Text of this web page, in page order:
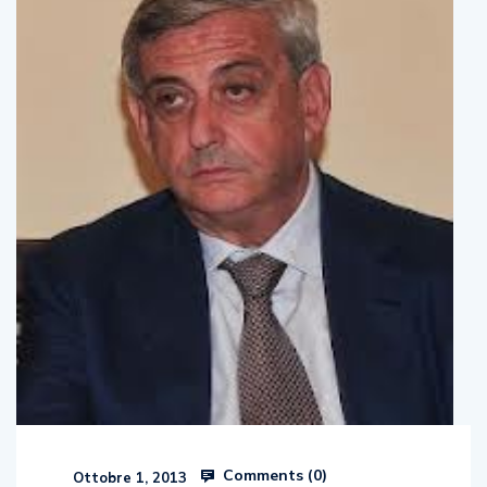
Ottobre 1, 2013 Comments (0)